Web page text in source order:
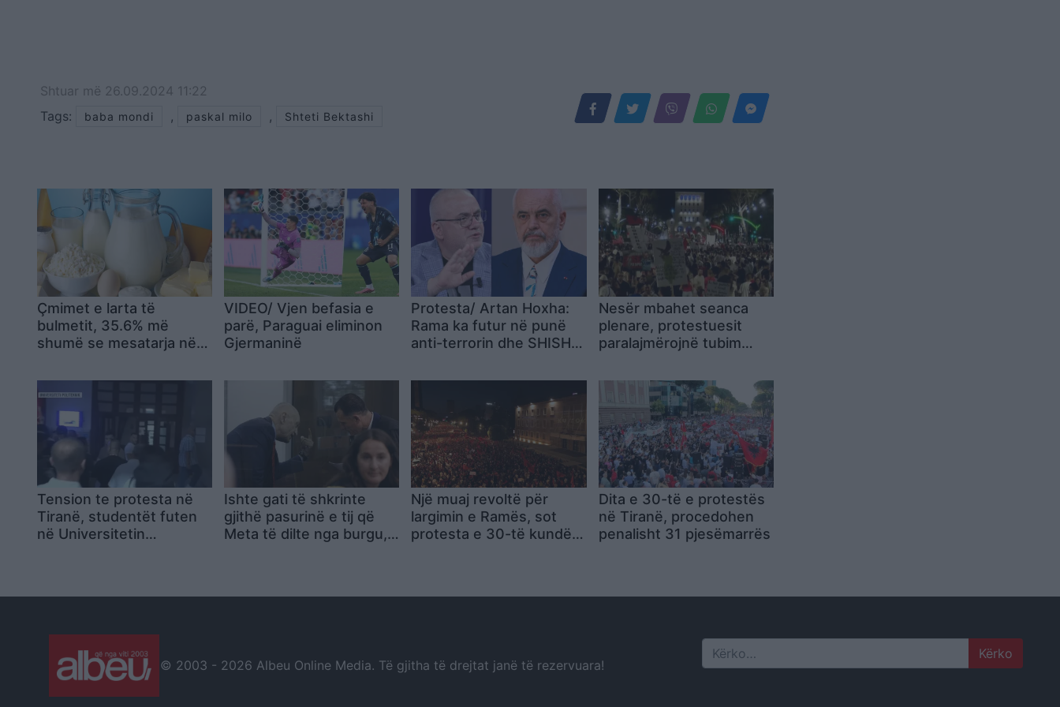
Shtuar më 26.09.2024 11:22
Tags:
baba mondi , paskal milo , Shteti Bektashi
Çmimet e larta të
bulmetit, 35.6% më
shumë se mesatarja në
në Europë
VIDEO/ Vjen befasia e
parë, Paraguai eliminon
Gjermaninë
Protesta/ Artan Hoxha:
Rama ka futur në punë
anti-terrorin dhe SHISH,
Nesër mbahet seanca
plenare, protestuesit
paralajmërojnë tubim
10:00
Tension te protesta në
Tiranë, studentët futen
në Universitetin
Ishte gati të shkrinte
gjithë pasurinë e tij që
Meta të dilte nga burgu,
Një muaj revoltë për
largimin e Ramës, sot
protesta e 30-të kundër
Dita e 30-të e protestës
në Tiranë, procedohen
penalisht 31 pjesëmarrës
© 2003 - 2026 Albeu Online Media. Të gjitha të drejtat janë të rezervuara! Search